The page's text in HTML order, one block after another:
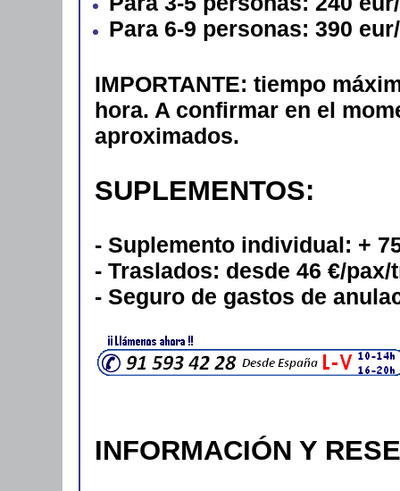
Para 6-9 personas: 390
IMPORTANTE: tiempo
hora. A confirmar en el
aproximados.
SUPLEMENTOS:
- Suplemento individual: +
- Traslados: desde 46 €/
- Seguro de gastos de
INFORMACIÓN Y